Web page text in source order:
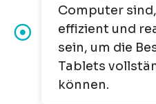
Computer
effizient und
sein, um die
Tablets
können.